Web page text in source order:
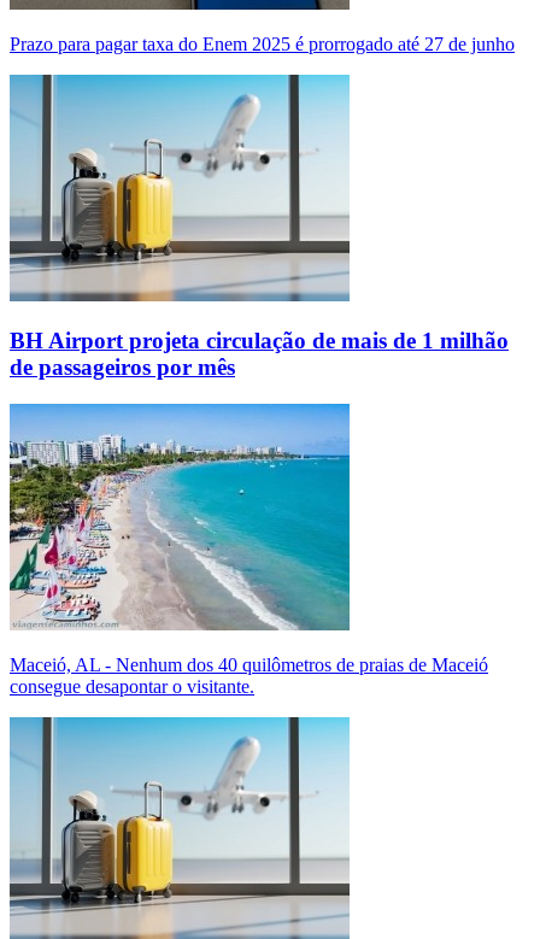
Prazo para pagar taxa do Enem 2025 é prorrogado até 27 de junho
BH Airport projeta circulação de mais de 1 milhão
de passageiros por mês
Maceió, AL - Nenhum dos 40 quilômetros de praias de Maceió
consegue desapontar o visitante.